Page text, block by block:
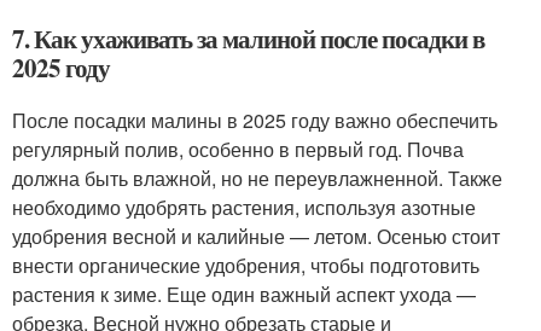
7. Как ухаживать за малиной после посадки в
2025 году
После посадки малины в 2025 году важно обеспечить
регулярный полив, особенно в первый год. Почва
должна быть влажной, но не переувлажненной. Также
необходимо удобрять растения, используя азотные
удобрения весной и калийные — летом. Осенью стоит
внести органические удобрения, чтобы подготовить
растения к зиме. Еще один важный аспект ухода —
обрезка. Весной нужно обрезать старые и